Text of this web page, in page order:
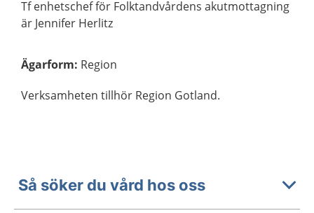
Tf enhetschef för Folktandvårdens akutmottagning
är Jennifer Herlitz
Ägarform: Region
Verksamheten tillhör Region Gotland.
Så söker du vård hos oss